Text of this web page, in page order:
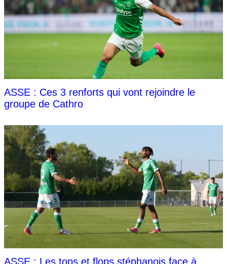
ASSE : Ces 3 renforts qui vont rejoindre le
groupe de Cathro
ASSE : Les tops et flops stéphanois face à